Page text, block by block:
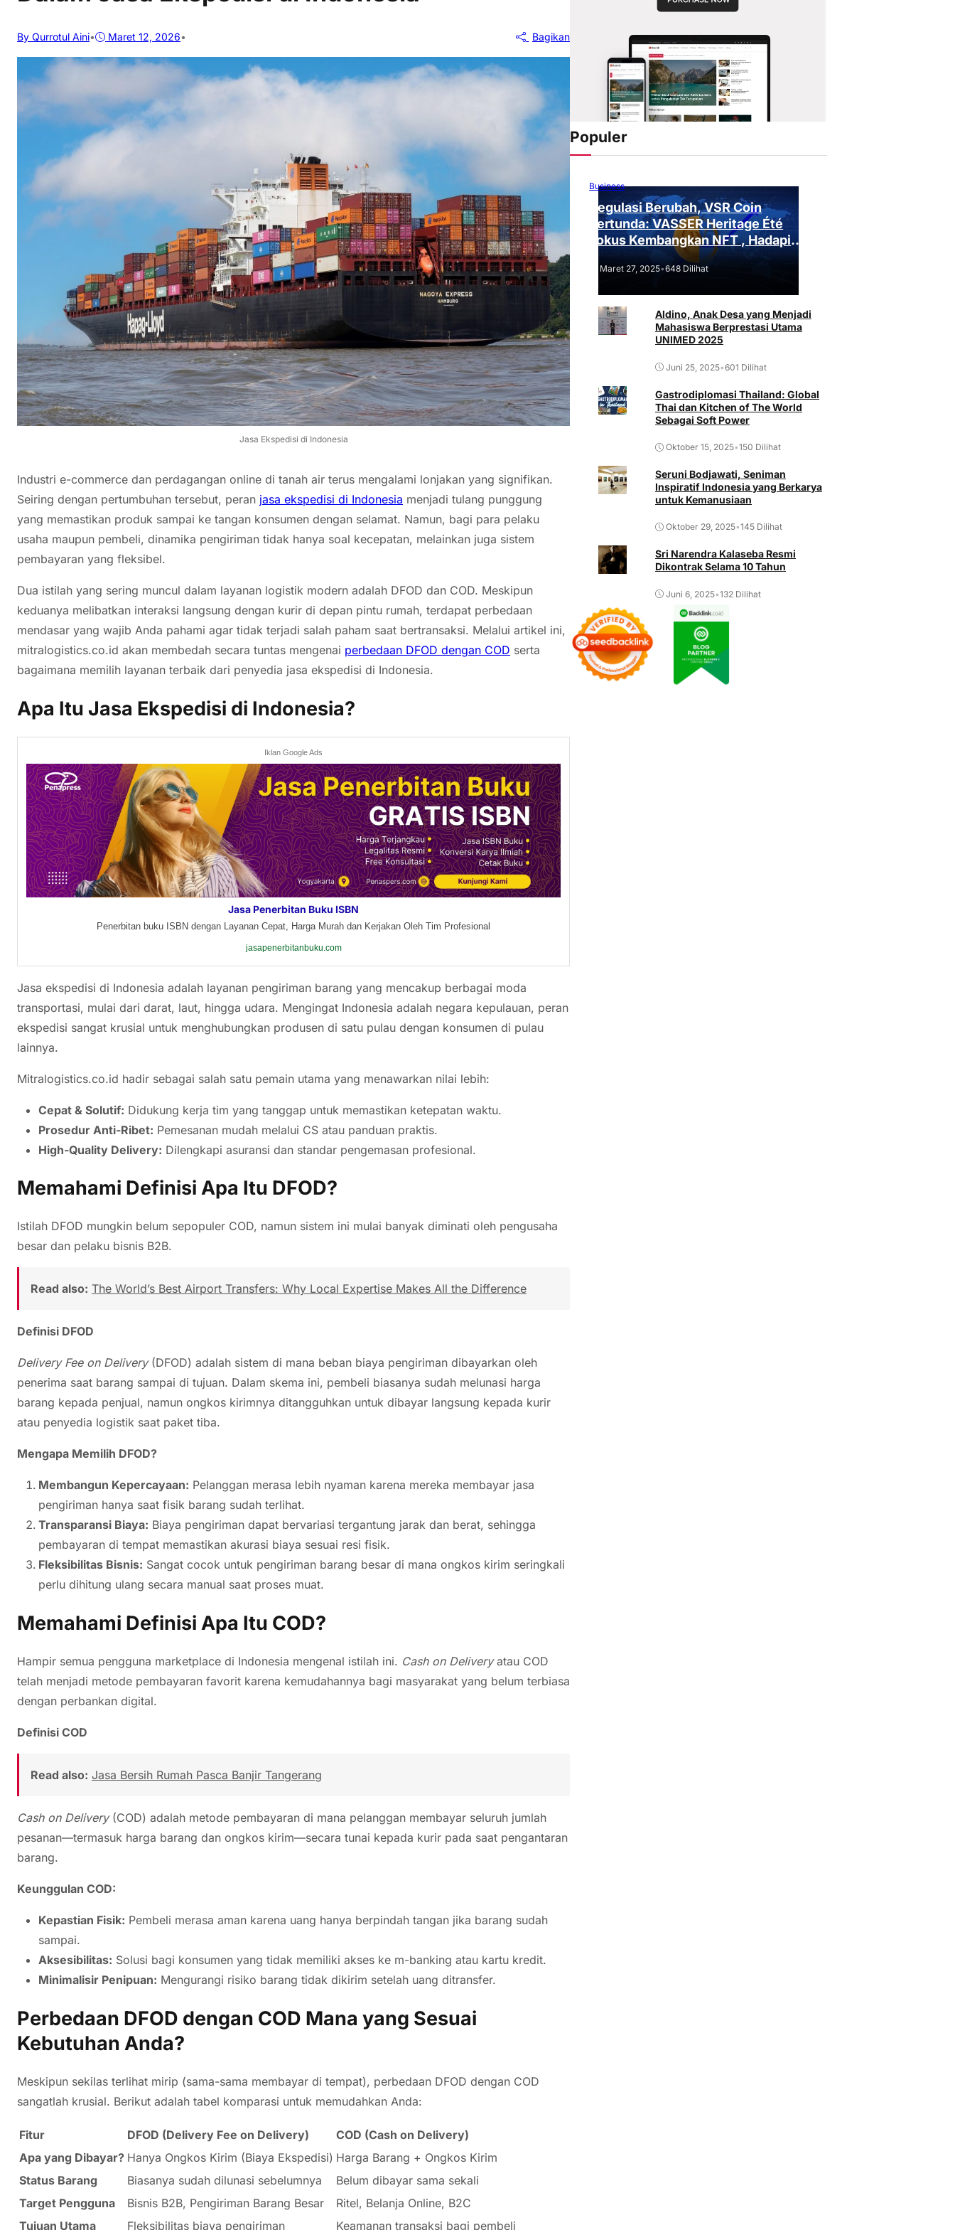
By Qurrotul Aini• Maret 12, 2026• Bagikan
Jasa Ekspedisi di Indonesia
Industri e-commerce dan perdagangan online di tanah air terus mengalami lonjakan yang signifikan.
Seiring dengan pertumbuhan tersebut, peran jasa ekspedisi di Indonesia menjadi tulang punggung
yang memastikan produk sampai ke tangan konsumen dengan selamat. Namun, bagi para pelaku
usaha maupun pembeli, dinamika pengiriman tidak hanya soal kecepatan, melainkan juga sistem
pembayaran yang fleksibel.
Dua istilah yang sering muncul dalam layanan logistik modern adalah DFOD dan COD. Meskipun
keduanya melibatkan interaksi langsung dengan kurir di depan pintu rumah, terdapat perbedaan
mendasar yang wajib Anda pahami agar tidak terjadi salah paham saat bertransaksi. Melalui artikel ini,
mitralogistics.co.id akan membedah secara tuntas mengenai perbedaan DFOD dengan COD serta
bagaimana memilih layanan terbaik dari penyedia jasa ekspedisi di Indonesia.
Apa Itu Jasa Ekspedisi di Indonesia?
Iklan Google Ads
Jasa Penerbitan Buku ISBN
Penerbitan buku ISBN dengan Layanan Cepat, Harga Murah dan Kerjakan Oleh Tim Profesional
jasapenerbitanbuku.com
Jasa ekspedisi di Indonesia adalah layanan pengiriman barang yang mencakup berbagai moda
transportasi, mulai dari darat, laut, hingga udara. Mengingat Indonesia adalah negara kepulauan, peran
ekspedisi sangat krusial untuk menghubungkan produsen di satu pulau dengan konsumen di pulau
lainnya.
Mitralogistics.co.id hadir sebagai salah satu pemain utama yang menawarkan nilai lebih:
Cepat & Solutif: Didukung kerja tim yang tanggap untuk memastikan ketepatan waktu.
Prosedur Anti-Ribet: Pemesanan mudah melalui CS atau panduan praktis.
High-Quality Delivery: Dilengkapi asuransi dan standar pengemasan profesional.
Memahami Definisi Apa Itu DFOD?
Istilah DFOD mungkin belum sepopuler COD, namun sistem ini mulai banyak diminati oleh pengusaha
besar dan pelaku bisnis B2B.
Read also: The World’s Best Airport Transfers: Why Local Expertise Makes All the Difference
Definisi DFOD
Delivery Fee on Delivery(DFOD) adalah sistem di mana beban biaya pengiriman dibayarkan oleh
penerima saat barang sampai di tujuan. Dalam skema ini, pembeli biasanya sudah melunasi harga
barang kepada penjual, namun ongkos kirimnya ditangguhkan untuk dibayar langsung kepada kurir
atau penyedia logistik saat paket tiba.
Mengapa Memilih DFOD?
Membangun Kepercayaan: Pelanggan merasa lebih nyaman karena mereka membayar jasa
pengiriman hanya saat fisik barang sudah terlihat.
Transparansi Biaya: Biaya pengiriman dapat bervariasi tergantung jarak dan berat, sehingga
pembayaran di tempat memastikan akurasi biaya sesuai resi fisik.
Fleksibilitas Bisnis: Sangat cocok untuk pengiriman barang besar di mana ongkos kirim seringkali
perlu dihitung ulang secara manual saat proses muat.
Memahami Definisi Apa Itu COD?
Hampir semua pengguna marketplace di Indonesia mengenal istilah ini. Cash on Deliveryatau COD
telah menjadi metode pembayaran favorit karena kemudahannya bagi masyarakat yang belum terbiasa
dengan perbankan digital.
Definisi COD
Read also: Jasa Bersih Rumah Pasca Banjir Tangerang
Cash on Delivery(COD) adalah metode pembayaran di mana pelanggan membayar seluruh jumlah
pesanan—termasuk harga barang dan ongkos kirim—secara tunai kepada kurir pada saat pengantaran
barang.
Keunggulan COD:
Kepastian Fisik: Pembeli merasa aman karena uang hanya berpindah tangan jika barang sudah
sampai.
Aksesibilitas: Solusi bagi konsumen yang tidak memiliki akses ke m-banking atau kartu kredit.
Minimalisir Penipuan: Mengurangi risiko barang tidak dikirim setelah uang ditransfer.
Perbedaan DFOD dengan COD Mana yang Sesuai
Kebutuhan Anda?
Meskipun sekilas terlihat mirip (sama-sama membayar di tempat), perbedaan DFOD dengan COD
sangatlah krusial. Berikut adalah tabel komparasi untuk memudahkan Anda:
Fitur DFOD (Delivery Fee on Delivery)
COD (Cash on Delivery)
Apa yang Dibayar? Hanya Ongkos Kirim (Biaya Ekspedisi) Harga Barang + Ongkos Kirim
Status Barang
Biasanya sudah dilunasi sebelumnya
Belum dibayar sama sekali
Target Pengguna
Bisnis B2B, Pengiriman Barang Besar
Ritel, Belanja Online, B2C
Tujuan Utama
Fleksibilitas biaya pengiriman Keamanan transaksi bagi pembeli
Populer
Business
Regulasi Berubah, VSR Coin
Tertunda: VASSER Heritage Été
Fokus Kembangkan NFT , Hadapi
Tantangan Regulasi!
Maret 27, 2025•648 Dilihat
Aldino, Anak Desa yang Menjadi
Mahasiswa Berprestasi Utama
UNIMED 2025
Juni 25, 2025•601 Dilihat
Gastrodiplomasi Thailand: Global
Thai dan Kitchen of The World
Sebagai Soft Power
Oktober 15, 2025•150 Dilihat
Seruni Bodjawati, Seniman
Inspiratif Indonesia yang Berkarya
untuk Kemanusiaan
Oktober 29, 2025•145 Dilihat
Sri Narendra Kalaseba Resmi
Dikontrak Selama 10 Tahun
Juni 6, 2025•132 Dilihat